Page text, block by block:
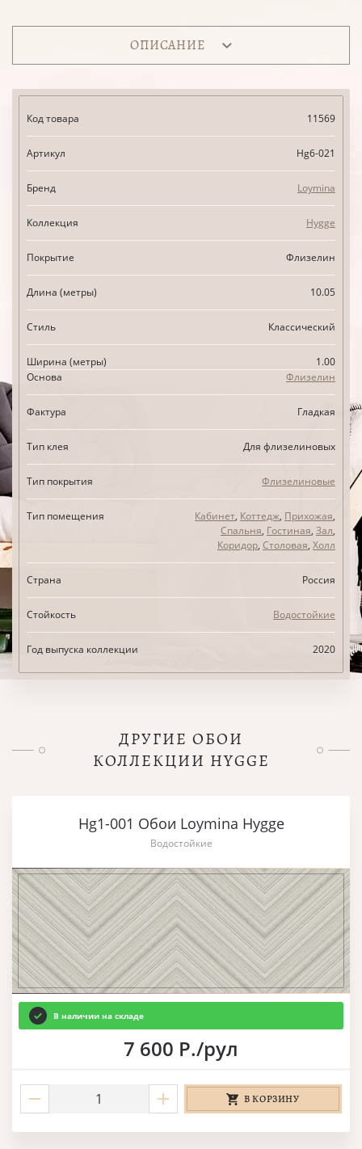
ОПИСАНИЕ
Код товара 11569
Артикул Hg6-021
Бренд Loymina
Коллекция Hygge
Покрытие Флизелин
Длина (метры) 10.05
Стиль Классический
Ширина (метры)
1.00
Основа
Флизелин
Фактура Гладкая
Тип клея Для флизелиновых
Тип покрытия Флизелиновые
Тип помещения Кабинет, Коттедж, Прихожая,
Спальня, Гостиная, Зал,
Коридор, Столовая, Холл
Страна Россия
Стойкость Водостойкие
Год выпуска коллекции 2020
ДРУГИЕ ОБОИ
КОЛЛЕКЦИИ HYGGE
Hg1-001 Обои Loymina Hygge
Водостойкие
В наличии на складе
7 600 Р./рул
В КОРЗИНУ